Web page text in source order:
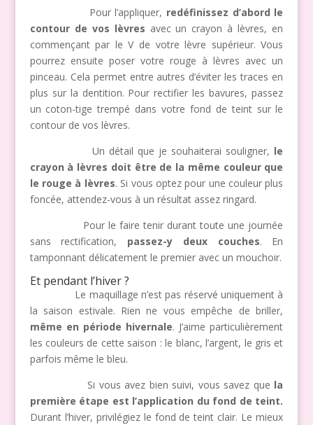
Pour l’appliquer, redéfinissez d’abord le
contour de vos lèvres avec un crayon à lèvres, en
commençant par le V de votre lèvre supérieur. Vous
pourrez ensuite poser votre rouge à lèvres avec un
pinceau. Cela permet entre autres d’éviter les traces en
plus sur la dentition. Pour rectifier les bavures, passez
un coton-tige trempé dans votre fond de teint sur le
contour de vos lèvres.
Un détail que je souhaiterai souligner, le
crayon à lèvres doit être de la même couleur que
le rouge à lèvres. Si vous optez pour une couleur plus
foncée, attendez-vous à un résultat assez ringard.
Pour le faire tenir durant toute une journée
sans rectification, passez-y deux couches. En
tamponnant délicatement le premier avec un mouchoir.
Et pendant l’hiver ?
Le maquillage n’est pas réservé uniquement à
la saison estivale. Rien ne vous empêche de briller,
même en période hivernale. J’aime particulièrement
les couleurs de cette saison : le blanc, l’argent, le gris et
parfois même le bleu.
Si vous avez bien suivi, vous savez que la
première étape est l’application du fond de teint.
Durant l’hiver, privilégiez le fond de teint clair. Le mieux